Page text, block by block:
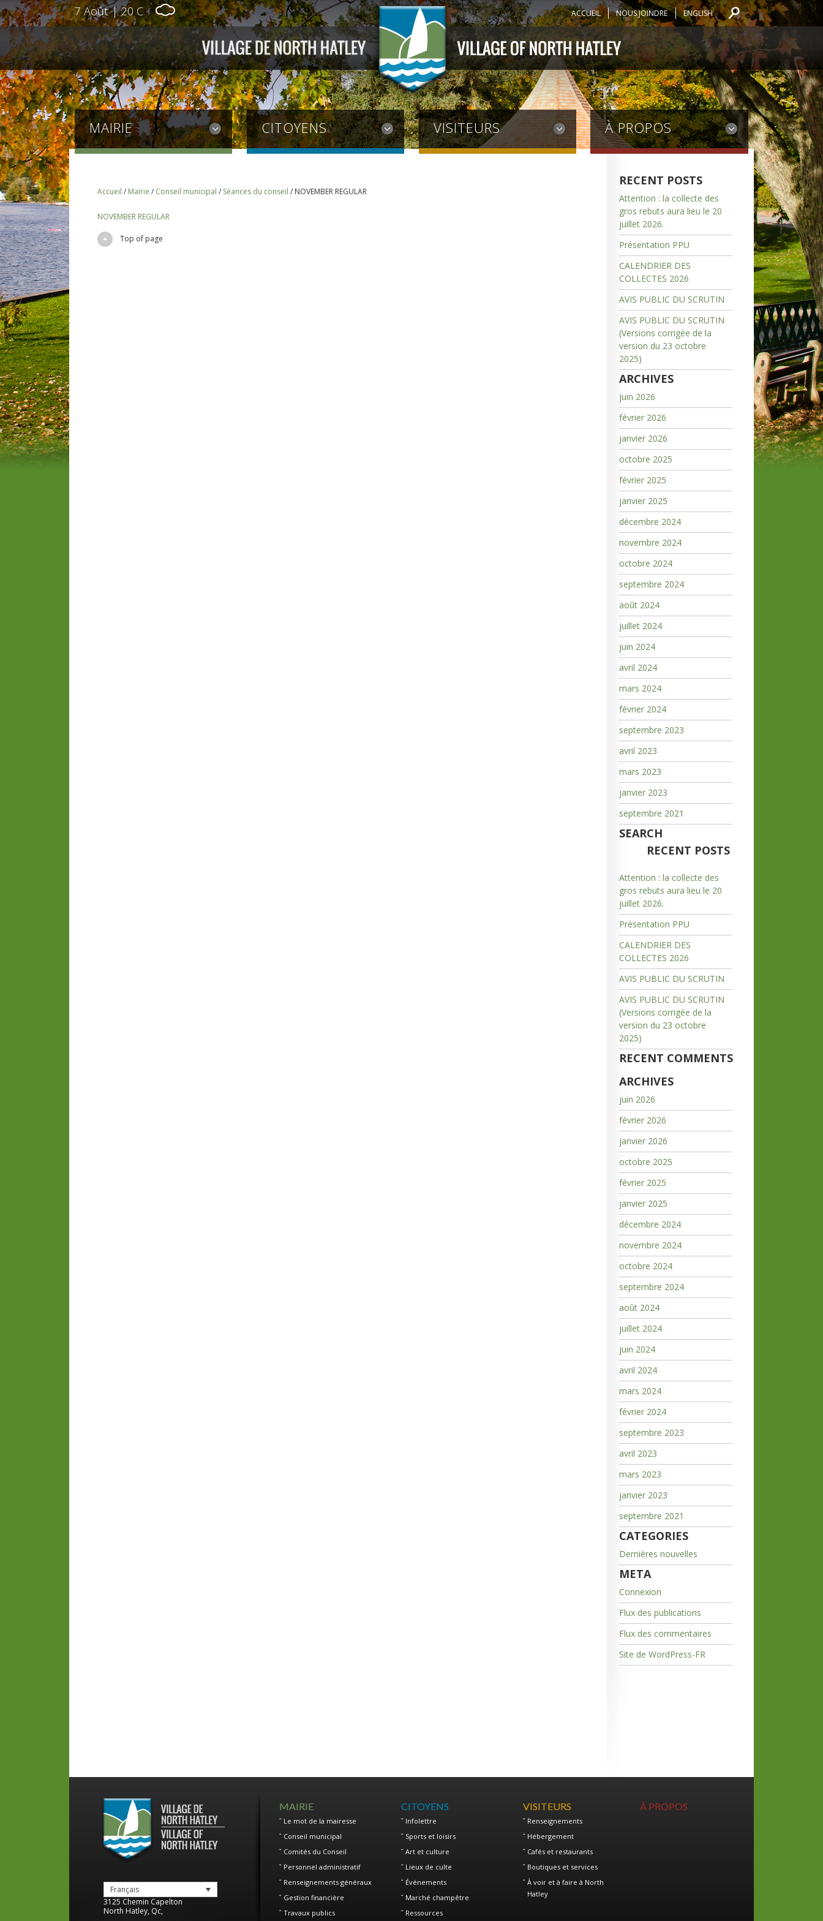
7 Août | 20 C ACCUEIL NOUS JOINDRE ENGLISH
MAIRIE CITOYENS VISITEURS À PROPOS
Accueil / Mairie / Conseil municipal / Séances du conseil / NOVEMBER REGULAR
NOVEMBER REGULAR
Top of page
RECENT POSTS
Attention : la collecte des
gros rebuts aura lieu le 20
juillet 2026.
Présentation PPU
CALENDRIER DES
COLLECTES 2026
AVIS PUBLIC DU SCRUTIN
AVIS PUBLIC DU SCRUTIN
(Versions corrigée de la
version du 23 octobre
2025)
ARCHIVES
juin 2026
février 2026
janvier 2026
octobre 2025
février 2025
janvier 2025
décembre 2024
novembre 2024
octobre 2024
septembre 2024
août 2024
juillet 2024
juin 2024
avril 2024
mars 2024
février 2024
septembre 2023
avril 2023
mars 2023
janvier 2023
septembre 2021
SEARCH
RECENT POSTS
Attention : la collecte des
gros rebuts aura lieu le 20
juillet 2026.
Présentation PPU
CALENDRIER DES
COLLECTES 2026
AVIS PUBLIC DU SCRUTIN
AVIS PUBLIC DU SCRUTIN
(Versions corrigée de la
version du 23 octobre
2025)
RECENT COMMENTS
ARCHIVES
juin 2026
février 2026
janvier 2026
octobre 2025
février 2025
janvier 2025
décembre 2024
novembre 2024
octobre 2024
septembre 2024
août 2024
juillet 2024
juin 2024
avril 2024
mars 2024
février 2024
septembre 2023
avril 2023
mars 2023
janvier 2023
septembre 2021
CATEGORIES
Dernières nouvelles
META
Connexion
Flux des publications
Flux des commentaires
Site de WordPress-FR
Français
3125 Chemin Capelton
North Hatley, Qc,
MAIRIE
Le mot de la mairesse
Conseil municipal
Comités du Conseil
Personnel administratif
Renseignements généraux
Gestion financière
Travaux publics
CITOYENS
Infolettre
Sports et loisirs
Art et culture
Lieux de culte
Événements
Marché champêtre
Ressources
VISITEURS
Renseignements
Hébergement
Cafés et restaurants
Boutiques et services
À voir et à faire à North
Hatley
À PROPOS